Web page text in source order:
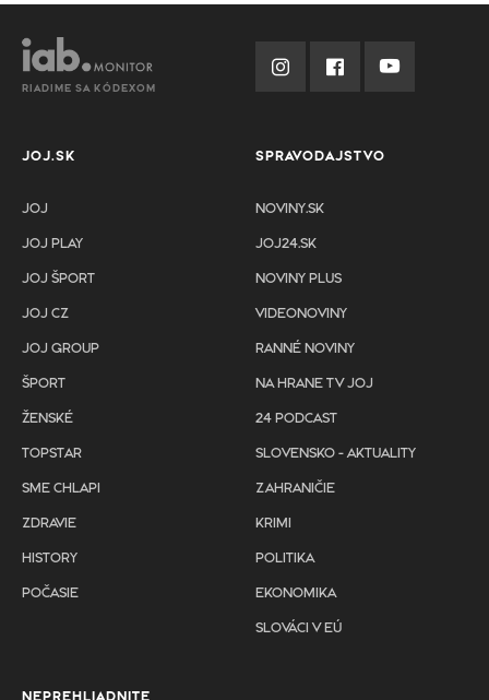
RIADIME SA KÓDEXOM
JOJ.SK
JOJ
JOJ PLAY
JOJ ŠPORT
JOJ CZ
JOJ GROUP
ŠPORT
ŽENSKÉ
TOPSTAR
SME CHLAPI
ZDRAVIE
HISTORY
POČASIE
SPRAVODAJSTVO
NOVINY.SK
JOJ24.SK
NOVINY PLUS
VIDEONOVINY
RANNÉ NOVINY
NA HRANE TV JOJ
24 PODCAST
SLOVENSKO - AKTUALITY
ZAHRANIČIE
KRIMI
POLITIKA
EKONOMIKA
SLOVÁCI V EÚ